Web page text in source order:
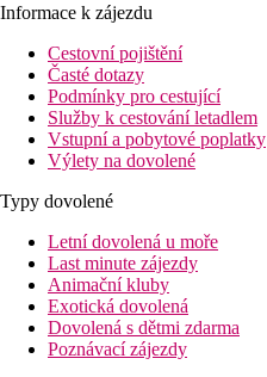
Informace k zájezdu
Cestovní pojištění
Časté dotazy
Podmínky pro cestující
Služby k cestování letadlem
Vstupní a pobytové poplatky
Výlety na dovolené
Typy dovolené
Letní dovolená u moře
Last minute zájezdy
Animační kluby
Exotická dovolená
Dovolená s dětmi zdarma
Poznávací zájezdy